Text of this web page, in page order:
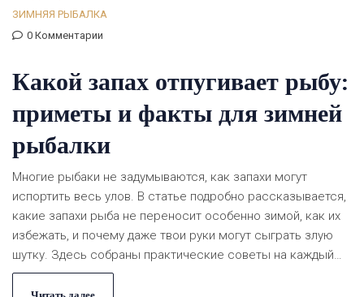
ЗИМНЯЯ РЫБАЛКА
0 Комментарии
Какой запах отпугивает рыбу:
приметы и факты для зимней
рыбалки
Многие рыбаки не задумываются, как запахи могут
испортить весь улов. В статье подробно рассказывается,
какие запахи рыба не переносит особенно зимой, как их
избежать, и почему даже твои руки могут сыграть злую
шутку. Здесь собраны практические советы на каждый
случай, чтобы рыбалка зимой действительно приносила
результат, а не только повод пожаловаться на неудачу.